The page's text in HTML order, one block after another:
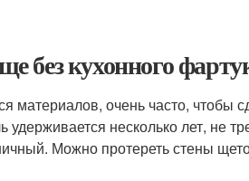
без кухонного
материалов, очень часто, чтобы
несколько лет, не
Можно протереть стены